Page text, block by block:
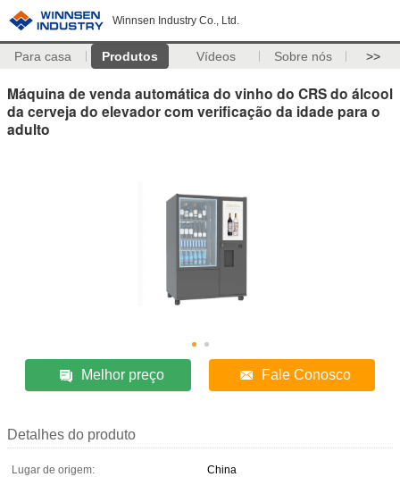
Winnsen Industry Co., Ltd.
Para casa Produtos Vídeos Sobre nós >>
Máquina de venda automática do vinho do CRS do álcool
da cerveja do elevador com verificação da idade para o
adulto
Melhor preço Fale Conosco
Detalhes do produto
Lugar de origem:
China